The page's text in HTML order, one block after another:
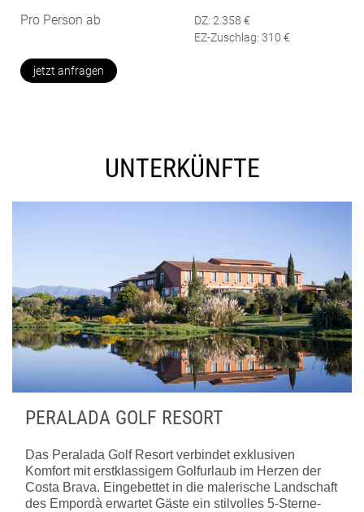
Pro Person ab
DZ: 2.358 €
EZ-Zuschlag: 310 €
jetzt anfragen
UNTERKÜNFTE
PERALADA GOLF RESORT
Das Peralada Golf Resort verbindet exklusiven
Komfort mit erstklassigem Golfurlaub im Herzen der
Costa Brava. Eingebettet in die malerische Landschaft
des Empordà erwartet Gäste ein stilvolles 5-Sterne-